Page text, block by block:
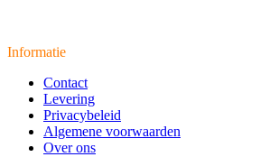
Informatie
Contact
Levering
Privacybeleid
Algemene voorwaarden
Over ons